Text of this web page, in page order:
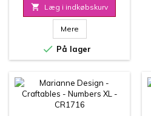
 Læg i indkøbskurv
Mere
 På lager